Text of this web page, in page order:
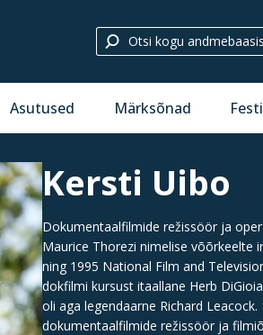
Asutused Märksõnad
Kersti Uibo
Dokumentaalfilmide režissöör ja
Maurice Thorezi nimelise võõrkeelte
ning 1995 National Film and
dokfilmi kursust itaallane Herb
oli aga legendaarne Richard
dokumentaalfilmide režissöör ja